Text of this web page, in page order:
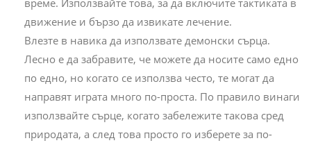
движение и бързо да извикате лечение.
Влезте в навика да използвате демонски сърца.
Лесно е да забравите, че можете да носите само едно
по едно, но когато се използва често, те могат да
направят играта много по-проста. По правило винаги
използвайте сърце, когато забележите такова сред
природата, а след това просто го изберете за по-